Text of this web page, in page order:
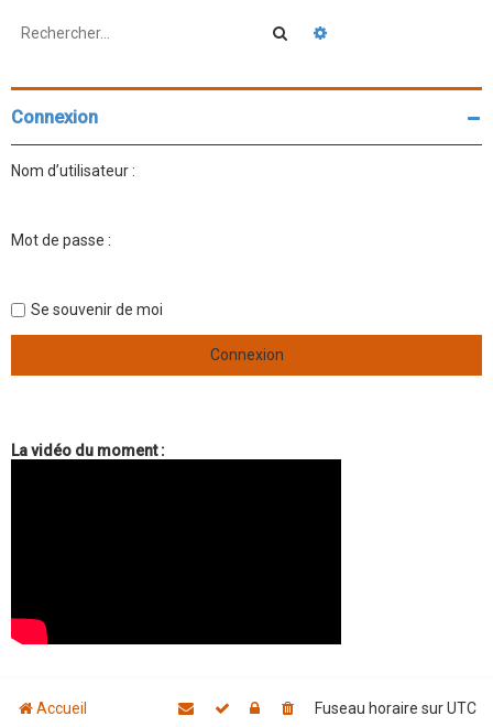
Rechercher
Connexion
Nom d’utilisateur :
Mot de passe :
Se souvenir de moi
La vidéo du moment :
Accueil Fuseau horaire surUTC